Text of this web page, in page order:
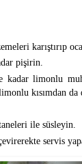
karıştırıp
pişirin.
kadar limonlu
kısımdan da
ile süsleyin.
servis